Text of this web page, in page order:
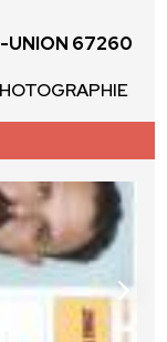
UNION 67260